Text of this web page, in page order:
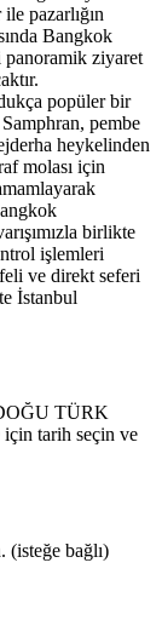
TÜRK
için tarih seçin ve
(isteğe bağlı)